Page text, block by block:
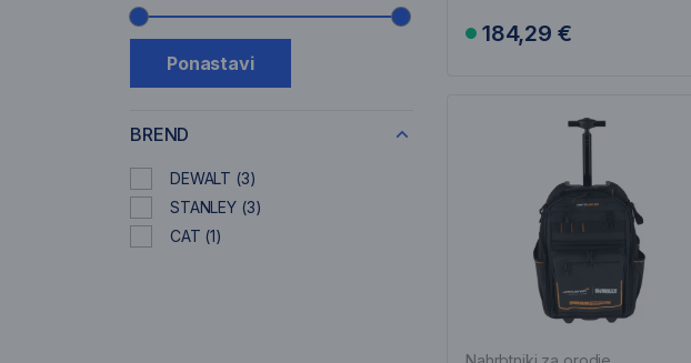
Klizač raspona cijene
Ponastavi
BREND
DEWALT (3)
STANLEY (3)
CAT (1)
184,29 €